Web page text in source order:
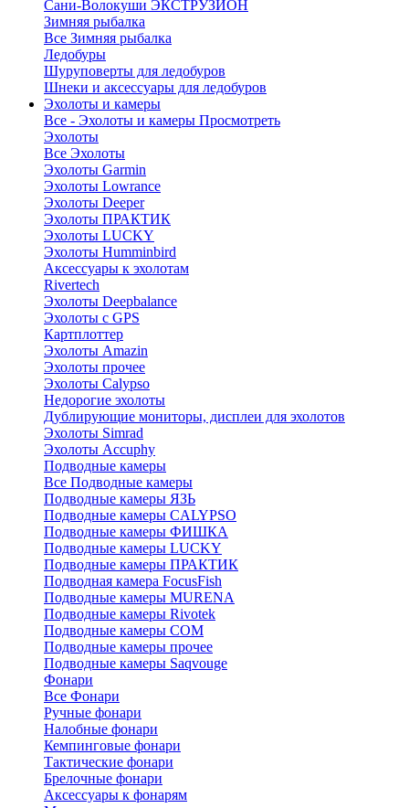
Сани-Волокуши ЭКСТРУЗИОН
Зимняя рыбалка
Все Зимняя рыбалка
Ледобуры
Шуруповерты для ледобуров
Шнеки и аксессуары для ледобуров
Эхолоты и камеры
Все - Эхолоты и камеры Просмотреть
Эхолоты
Все Эхолоты
Эхолоты Garmin
Эхолоты Lowrance
Эхолоты Deeper
Эхолоты ПРАКТИК
Эхолоты LUCKY
Эхолоты Humminbird
Аксессуары к эхолотам
Rivertech
Эхолоты Deepbalance
Эхолоты с GPS
Картплоттер
Эхолоты Amazin
Эхолоты прочее
Эхолоты Calypso
Недорогие эхолоты
Дублирующие мониторы, дисплеи для эхолотов
Эхолоты Simrad
Эхолоты Accuphy
Подводные камеры
Все Подводные камеры
Подводные камеры ЯЗЬ
Подводные камеры CALYPSO
Подводные камеры ФИШКА
Подводные камеры LUCKY
Подводные камеры ПРАКТИК
Подводная камера FocusFish
Подводные камеры MURENA
Подводные камеры Rivotek
Подводные камеры СОМ
Подводные камеры прочее
Подводные камеры Saqvouge
Фонари
Все Фонари
Ручные фонари
Налобные фонари
Кемпинговые фонари
Тактические фонари
Брелочные фонари
Аксессуары к фонарям